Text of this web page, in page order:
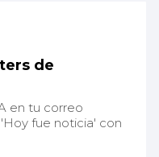
de
en tu correo
fue noticia' con